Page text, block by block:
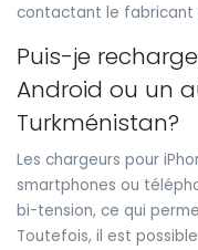
contactant le fabricant
Puis-je
Android ou un
Turkménistan?
Les chargeurs pour
smartphones ou
bi-tension, ce qui
Toutefois, il est